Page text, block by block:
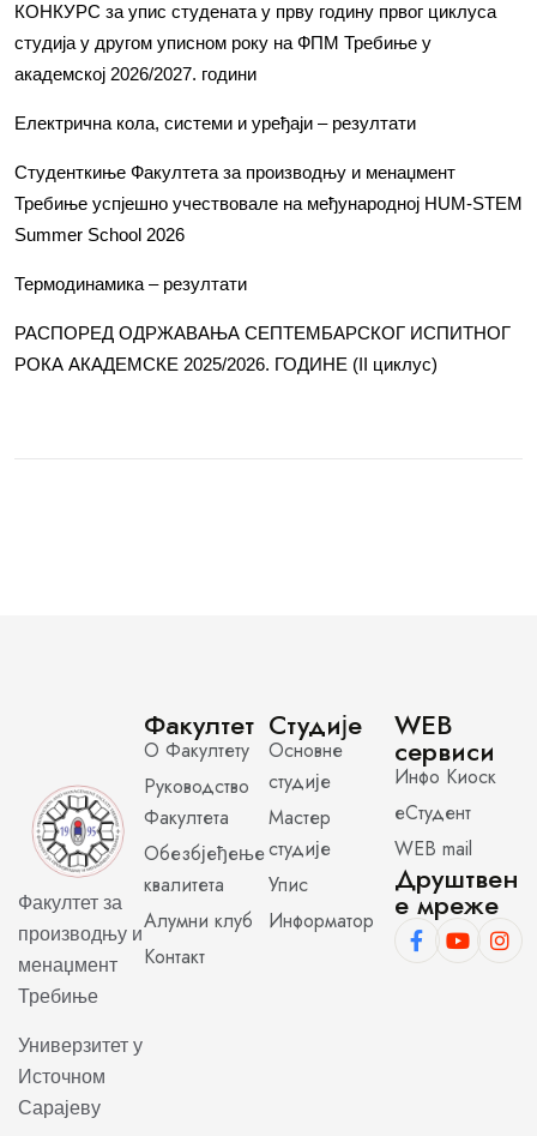
КОНКУРС за упис студената у прву годину првог циклуса
студија у другом уписном року на ФПМ Требиње у
академској 2026/2027. години
Електрична кола, системи и уређаји – резултати
Студенткиње Факултета за производњу и менаџмент
Требиње успјешно учествовале на међународној HUM-STEM
Summer School 2026
Термодинамика – резултати
РАСПОРЕД ОДРЖАВАЊА СЕПТЕМБАРСКОГ ИСПИТНОГ
РОКА АКАДЕМСКЕ 2025/2026. ГОДИНЕ (II циклус)
Факултет за
производњу и
менаџмент
Требиње
Универзитет у
Источном
Сарајеву
Факултет
О Факултету
Руководство
Факултета
Обезбјеђење
квалитета
Алумни клуб
Контакт
Студије
Основне
студије
Мастер
студије
Упис
Информатор
WEB
сервиси
Инфо Киоск
еСтудент
WEB mail
Друштвен
е мреже